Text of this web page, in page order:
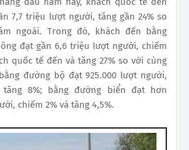
7,7 triệu lượt người, tăng gần 24% so
ngoái. Trong đó, khách đến bằng
đạt gần 6,6 triệu lượt người, chiếm
quốc tế đến và tăng 27% so với cùng
đường bộ đạt 925.000 lượt người,
tăng 8%; bằng đường biển đạt hơn
chiếm 2% và tăng 4,5%.